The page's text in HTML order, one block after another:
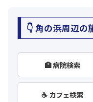
👇 角の浜周辺の
🏥 病院検索
☕ カフェ検索